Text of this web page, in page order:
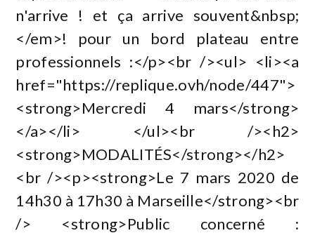
n'arrive ! et ça arrive souvent&nbsp;
</em>! pour un bord plateau entre
professionnels :</p><br /><ul> <li><a
href="https://replique.ovh/node/447">
<strong>Mercredi 4 mars</strong>
</a></li> </ul><br /><h2>
<strong>MODALITÉS</strong></h2>
<br /><p><strong>Le 7 mars 2020 de
14h30 à 17h30 à Marseille</strong><br
/> <strong>Public concerné :